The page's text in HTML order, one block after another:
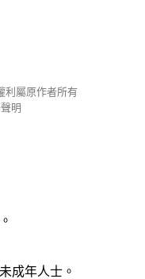
利屬原作者所有
明
成年人士。